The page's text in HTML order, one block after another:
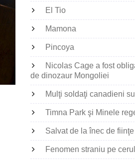
El Tio
Mamona
Pincoya
Nicolas Cage a fost
de dinozaur Mongoliei
Mulţi soldaţi canadieni
Timna Park şi Minele
Salvat de la înec de
Fenomen straniu pe